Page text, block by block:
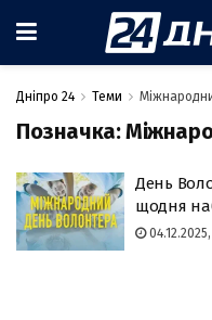
Дніпро 24 Теми
Позначка:
День
щодня
04.12.2025,